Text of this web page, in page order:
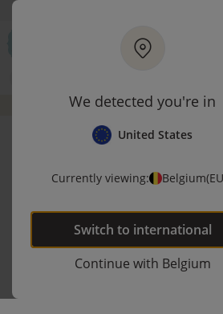
We detected you're in
United States
Currently viewing: Belgium
Switch to international
Continue with Belgium
Ga naar hoofdinhoud
Klantbeoordelingen
DE LAATSTE ITEMS UIT VORIGE